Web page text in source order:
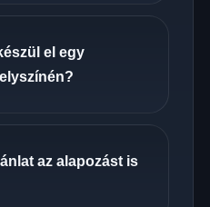
el egy
az alapozást is